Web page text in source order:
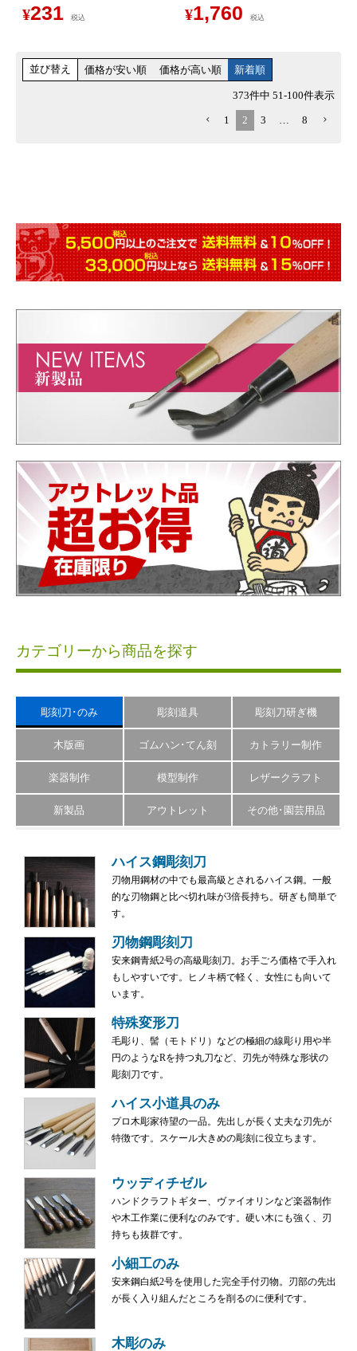
¥231 税込 ¥1,760 税込
並び替え 価格が安い順 価格が高い順 新着順
373件中 51 -100件表示
1 2 3 8
カテゴリーから商品を探す
彫刻刀･のみ 彫刻道具 彫刻刀研ぎ機
木版画 ゴムハン･てん刻 カトラリー制作
楽器制作 模型制作 レザークラフト
新製品 アウトレット その他･園芸用品
ハイス鋼彫刻刀
刃物用鋼材の中でも最高級とされるハイス鋼。一般
的な刃物鋼と比べ切れ味が3倍長持ち。研ぎも簡単で
す。
刃物鋼彫刻刀
安来鋼青紙2号の高級彫刻刀。お手ごろ価格で手入れ
もしやすいです。ヒノキ柄で軽く、女性にも向いて
います。
特殊変形刀
毛彫り、髻（モトドリ）などの極細の線彫り用や半
円のようなRを持つ丸刀など、刃先が特殊な形状の
彫刻刀です。
ハイス小道具のみ
プロ木彫家待望の一品。先出しが長く丈夫な刃先が
特徴です。スケール大きめの彫刻に役立ちます。
ウッディチゼル
ハンドクラフトギター、ヴァイオリンなど楽器制作
や木工作業に便利なのみです。硬い木にも強く、刃
持ちも抜群です。
小細工のみ
安来鋼白紙2号を使用した完全手付刃物。刃部の先出
が長く入り組んだところを削るのに便利です。
木彫のみ